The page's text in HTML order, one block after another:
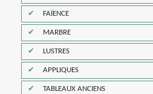
FAÏENCE
MARBRE
LUSTRES
APPLIQUES
TABLEAUX ANCIENS